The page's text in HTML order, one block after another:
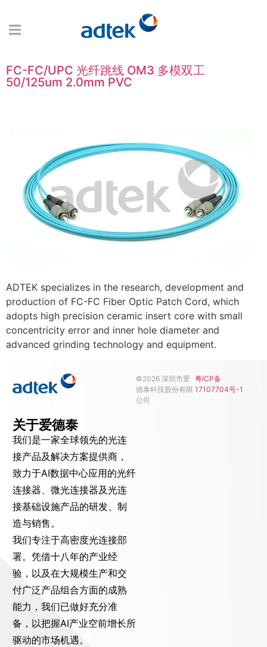
FC-FC/UPC 光纤跳线 OM3 多模双工
50/125um 2.0mm PVC
ADTEK specializes in the research, development and
production of FC-FC Fiber Optic Patch Cord, which
adopts high precision ceramic insert core with small
concentricity error and inner hole diameter and
advanced grinding technology and equipment.
关于爱德泰
我们是一家全球领先的光连
接产品及解决方案提供商，
致力于AI数据中心应用的光纤
连接器、微光连接器及光连
接基础设施产品的研发、制
造与销售。
我们专注于高密度光连接部
署。凭借十八年的产业经
验，以及在大规模生产和交
付广泛产品组合方面的成熟
能力，我们已做好充分准
备，以把握AI产业空前增长所
驱动的市场机遇。
©2026 深圳市爱
德泰科技股份有限
公司
粤ICP备
17107704号-1